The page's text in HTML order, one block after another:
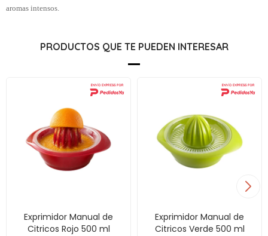
aromas intensos.
PRODUCTOS QUE TE PUEDEN INTERESAR
Exprimidor Manual de
Citricos Rojo 500 ml
Exprimidor Manual de
Citricos Verde 500 ml